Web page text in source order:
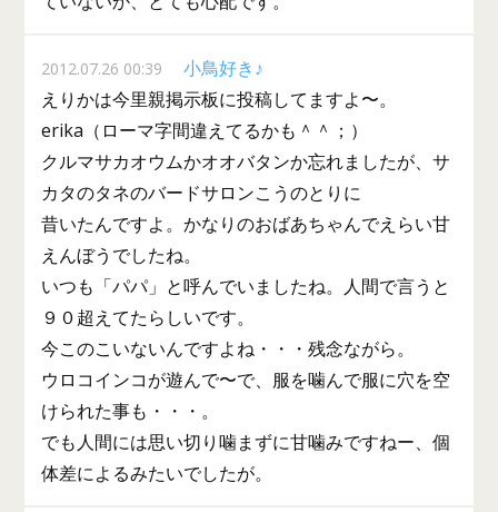
2012.07.26 00:39
小鳥好き♪
えりかは今里親掲示板に投稿してますよ〜。
erika（ローマ字間違えてるかも＾＾；）
クルマサカオウムかオオバタンか忘れましたが、サ
カタのタネのバードサロンこうのとりに
昔いたんですよ。かなりのおばあちゃんでえらい甘
えんぼうでしたね。
いつも「パパ」と呼んでいましたね。人間で言うと
９０超えてたらしいです。
今このこいないんですよね・・・残念ながら。
ウロコインコが遊んで〜で、服を噛んで服に穴を空
けられた事も・・・。
でも人間には思い切り噛まずに甘噛みですねー、個
体差によるみたいでしたが。